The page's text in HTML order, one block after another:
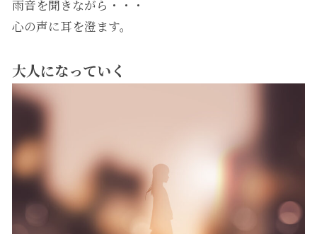
雨音を聞きながら・・・
心の声に耳を澄ます。
大人になっていく